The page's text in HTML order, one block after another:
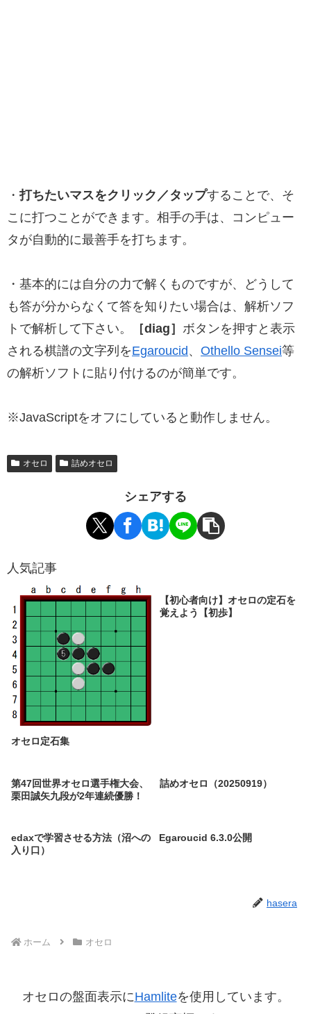
・打ちたいマスをクリック／タップすることで、そ
こに打つことができます。相手の手は、コンピュー
タが自動的に最善手を打ちます。
・基本的には自分の力で解くものですが、どうして
も答が分からなくて答を知りたい場合は、解析ソフ
トで解析して下さい。
［diag］ ボタンを押すと表示
される棋譜の文字列をEgaroucid、 Othello Sensei等
の解析ソフトに貼り付けるのが簡単です。
※JavaScriptをオフにしていると動作しません。
オセロ 詰めオセロ
シェアする
人気記事
オセロ定石集
【初心者向け】オセロの定石を
覚えよう【初歩】
第47回世界オセロ選手権大会、
栗田誠矢九段が2年連続優勝！
詰めオセロ（20250919）
edaxで学習させる方法（沼への
入り口）
Egaroucid 6.3.0公開
hasera
ホーム オセロ
オセロの盤面表示にHamliteを使用しています。